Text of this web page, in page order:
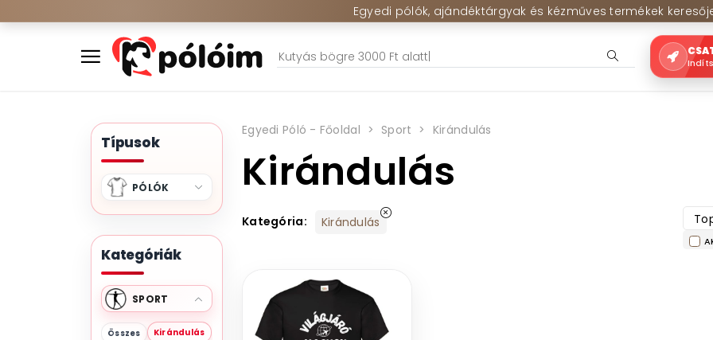
Egyedi pólók, ajándéktárgyak és kézműves termékek
Típusok
PÓLÓK
Kategóriák
SPORT
Összes
Kirándulás
Egyedi Póló - Főoldal Sport Kirándulás
Kirándulás
Kategória: Kirándulás